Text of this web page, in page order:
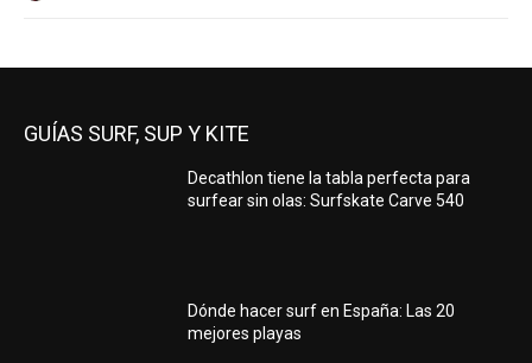
GUÍAS SURF, SUP Y KITE
Decathlon tiene la tabla perfecta para
surfear sin olas: Surfskate Carve 540
Dónde hacer surf en España: Las 20
mejores playas